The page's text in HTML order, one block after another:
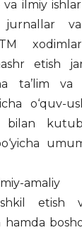
ilmiy
jurnallar
etish
ta’lim va
o‘quv-
bilan
amaliy
etish
hamda